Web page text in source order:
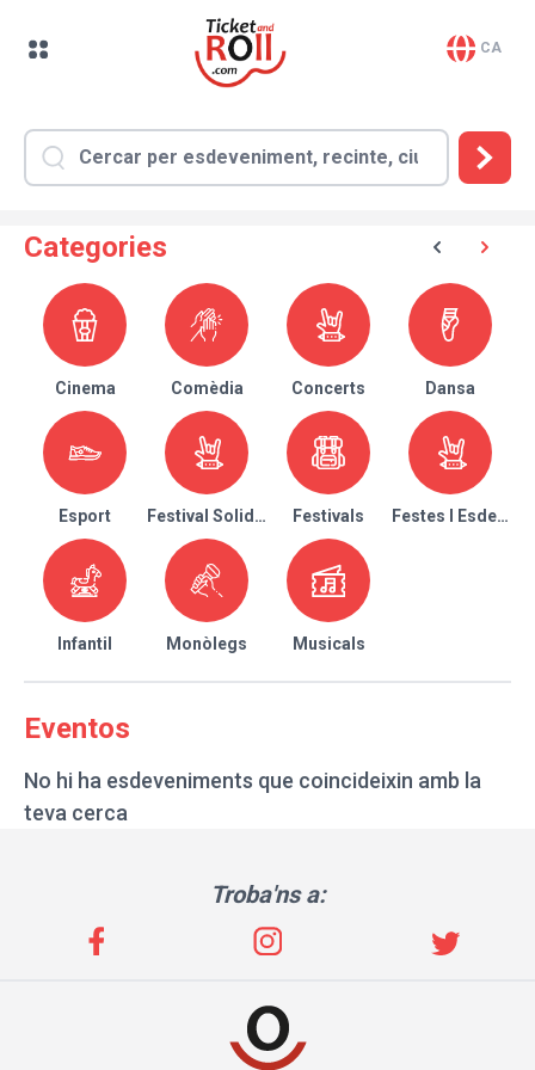
CA
Categories
Cinema Comèdia Concerts Dansa
Esport Festival Solidari Festivals Festes I
Infantil Monòlegs Musicals
Eventos
No hi ha esdeveniments que coincideixin amb la
teva cerca
Troba'ns a: